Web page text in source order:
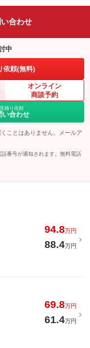
します。
、白化を予防するなど光り輝
ます。
依頼（無料）
。
の予防や発止効果で汚れの付
依頼（無料）
で研磨をし、気になるガラス
にも効果あり。お車の視界と
い商品です。
で研磨をし、気になるガラス
にも効果あり。お車の視界と
商品です。
依頼（無料）
合わせ
中
依頼(無料)
オンライン
商談予約
積り依頼
い合わせ
ことはありません。メールア
番号が通知されます。無料電話
94.8万円
88.4万円
69.8万円
61.4万円